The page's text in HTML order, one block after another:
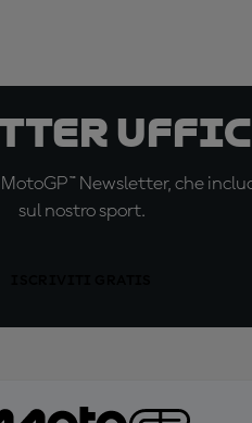
Newsletter, che
sul nostro sport.